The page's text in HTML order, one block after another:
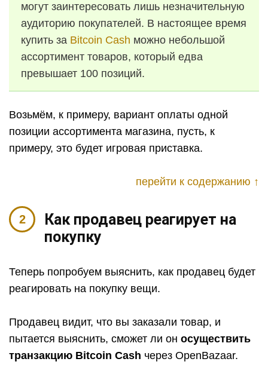
могут заинтересовать лишь незначительную
аудиторию покупателей. В настоящее время
купить за Bitcoin Cash можно небольшой
ассортимент товаров, который едва
превышает 100 позиций.
Возьмём, к примеру, вариант оплаты одной
позиции ассортимента магазина, пусть, к
примеру, это будет игровая приставка.
перейти к содержанию ↑
Как продавец реагирует на
покупку
Теперь попробуем выяснить, как продавец будет
реагировать на покупку вещи.
Продавец видит, что вы заказали товар, и
пытается выяснить, сможет ли он осуществить
транзакцию Bitcoin Cash через OpenBazaar.